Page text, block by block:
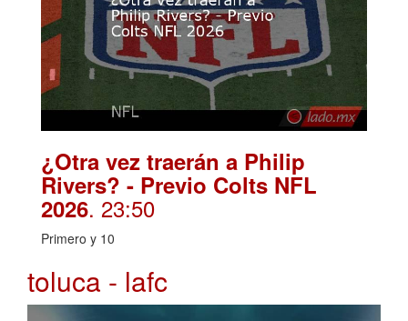
¿Otra vez traerán a Philip
Rivers? - Previo Colts NFL
2026. 23:50
Primero y 10
toluca - lafc